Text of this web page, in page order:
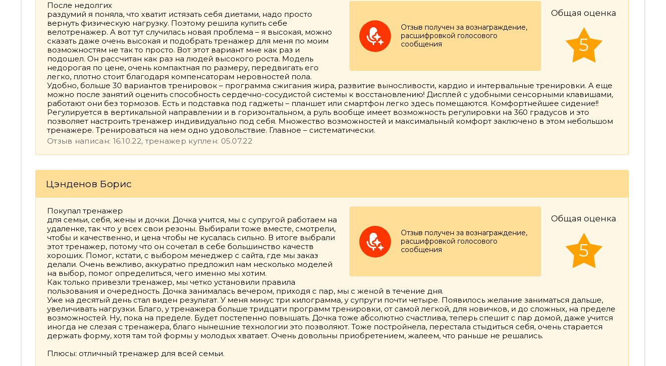
Отзыв получен за вознаграждение,
расшифровкой голосового
сообщения
Общая оценка
5
После недолгих
раздумий я поняла, что хватит истязать себя диетами, надо просто
вернуть физическую нагрузку. Поэтому решила купить себе
велотренажер. А вот тут случилась новая проблема – я высокая, можно
сказать даже очень высокая и подобрать тренажер для меня по моим
возможностям не так то просто. Вот этот вариант мне как раз и
подошел. Он рассчитан как раз на людей высокого роста. Модель
недорогая по цене, очень компактная по размеру, передвигать его
легко, плотно стоит благодаря компенсаторам неровностей пола.
Удобно, больше 30 вариантов тренировок – программа сжигания жира, развитие выносливости, кардио и интервальные тренировки. А еще
можно после занятий оценить способность сердечно-сосудистой системы к восстановлению! Дисплей с удобными сенсорными клавишами,
работают они без тормозов. Есть и подставка под гаджеты – планшет или смартфон легко здесь помещаются. Комфортнейшее сидение!!
Регулируется в вертикальной направлении и в горизонтальном, а руль вообще имеет возможность регулировки на 360 градусов и это
позволяет настроить тренажер индивидуально под себя. Множество возможностей и максимальный комфорт заключено в этом небольшом
тренажере. Тренироваться на нем одно удовольствие. Главное – систематически.
Отзыв написан: 16.10.22, тренажер куплен: 05.07.22
Цэнденов Борис
Отзыв получен за вознаграждение,
расшифровкой голосового
сообщения
Общая оценка
5
Покупал тренажер
для семьи, себя, жены и дочки. Дочка учится, мы с супругой работаем на
удаленке, так что у всех свои резоны. Выбирали тоже вместе, смотрели,
чтобы и качественно, и цена чтобы не кусалась сильно. В итоге выбрали
этот тренажер, потому что он сочетал в себе большинство качеств
хороших. Помог, кстати, с выбором менеджер с сайта, где мы заказ
делали. Очень вежливо, аккуратно предложил нам несколько моделей
на выбор, помог определиться, чего именно мы хотим.
Как только привезли тренажер, мы четко установили правила
пользования и очередность. Дочка занималась вечером, приходя с пар, мы с женой в течение дня.
Уже на десятый день стал виден результат. У меня минус три килограмма, у супруги почти четыре. Появилось желание заниматься дальше,
увеличивать нагрузки. Благо, у тренажера больше тридцати программ тренировки, от самой легкой, для новичков, и до сложных, на пределе
возможностей. Ну, пока на пределе. Будет постепенно повышать. Дочка тоже абсолютно счастлива, теперь спешит с пар домой, даже учится
иногда не слезая с тренажера, благо нынешние технологии это позволяют. Тоже постройнела, перестала стыдиться себя, очень старается
держать форму, хотя там той формы у молодых хватает. Очень довольны приобретением, жалеем, что раньше не решались.
Плюсы: отличный тренажер для всей семьи.